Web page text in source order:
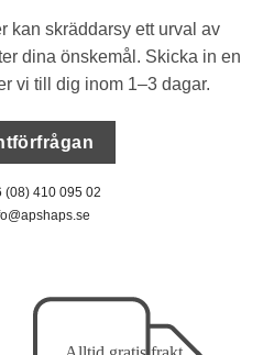
kan skräddarsy ett urval av
dina önskemål. Skicka in en
vi till dig inom 1–3 dagar.
(08) 410 095 02